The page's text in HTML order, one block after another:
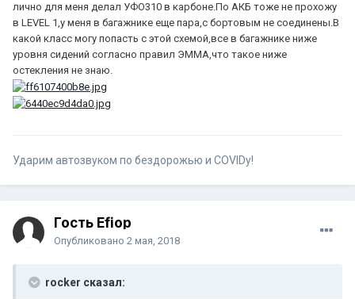
лично для меня делал УФО310 в карбоне.По АКБ тоже не прохожу
в LEVEL 1,у меня в багажнике еще пара,с бортовым не соединены.В
какой класс могу попасть с этой схемой,все в багажнике ниже
уровня сидений согласно правил ЭММА,что такое ниже
остекления не знаю.
Ударим автозвуком по бездорожью и COVIDу!
Гость Efiop
Опубликовано 2 мая, 2018
rocker сказал: